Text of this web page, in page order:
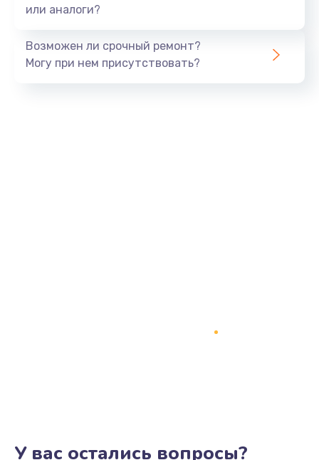
или аналоги?
Возможен ли срочный ремонт?
Могу при нем присутствовать?
У вас остались вопросы?